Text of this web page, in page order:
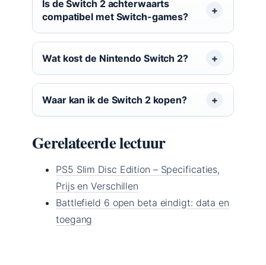
Is de Switch 2 achterwaarts
compatibel met Switch-games?
Wat kost de Nintendo Switch 2?
Waar kan ik de Switch 2 kopen?
Gerelateerde lectuur
PS5 Slim Disc Edition – Specificaties,
Prijs en Verschillen
Battlefield 6 open beta eindigt: data en
toegang